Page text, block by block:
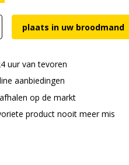
poppyseed aantal
plaats in uw broodmand
uur van tevoren
aanbiedingen
op de markt
product nooit meer mis